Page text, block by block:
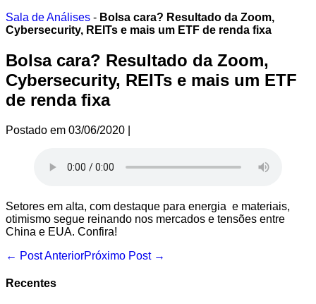
Ir
para
conteúdo
Sala de Análises - Bolsa cara? Resultado da Zoom,
Cybersecurity, REITs e mais um ETF de renda fixa
Bolsa cara? Resultado da Zoom,
Cybersecurity, REITs e mais um ETF
de renda fixa
Postado em 03/06/2020
Setores em alta, com destaque para energia e materiais,
otimismo segue reinando nos mercados e tensões entre
China e EUA. Confira!
Navegação
post
← Post AnteriorPróximo Post →
Recentes